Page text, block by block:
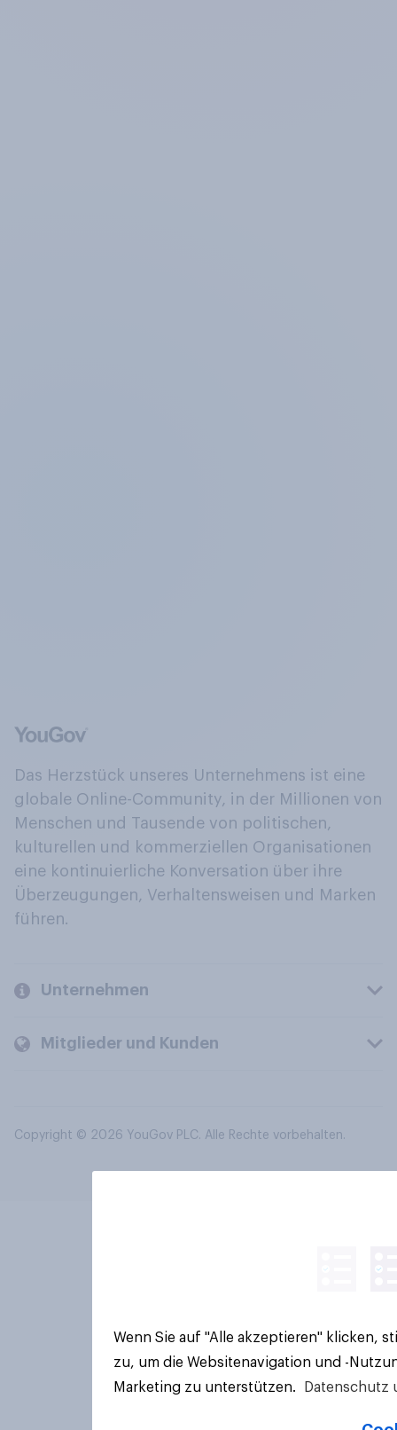
Das Herzstück unseres Unternehmens ist eine
globale Online-Community, in der Millionen von
Menschen und Tausende von politischen,
kulturellen und kommerziellen Organisationen
eine kontinuierliche Konversation über ihre
Überzeugungen, Verhaltensweisen und Marken
führen.
Unternehmen
Mitglieder und Kunden
Copyright © 2026 YouGov PLC. Alle Rechte vorbehalten.
Wenn Sie auf "Alle akzeptieren" klicken,
zu, um die Websitenavigation und -
Marketing zu unterstützen.
Datenschutz